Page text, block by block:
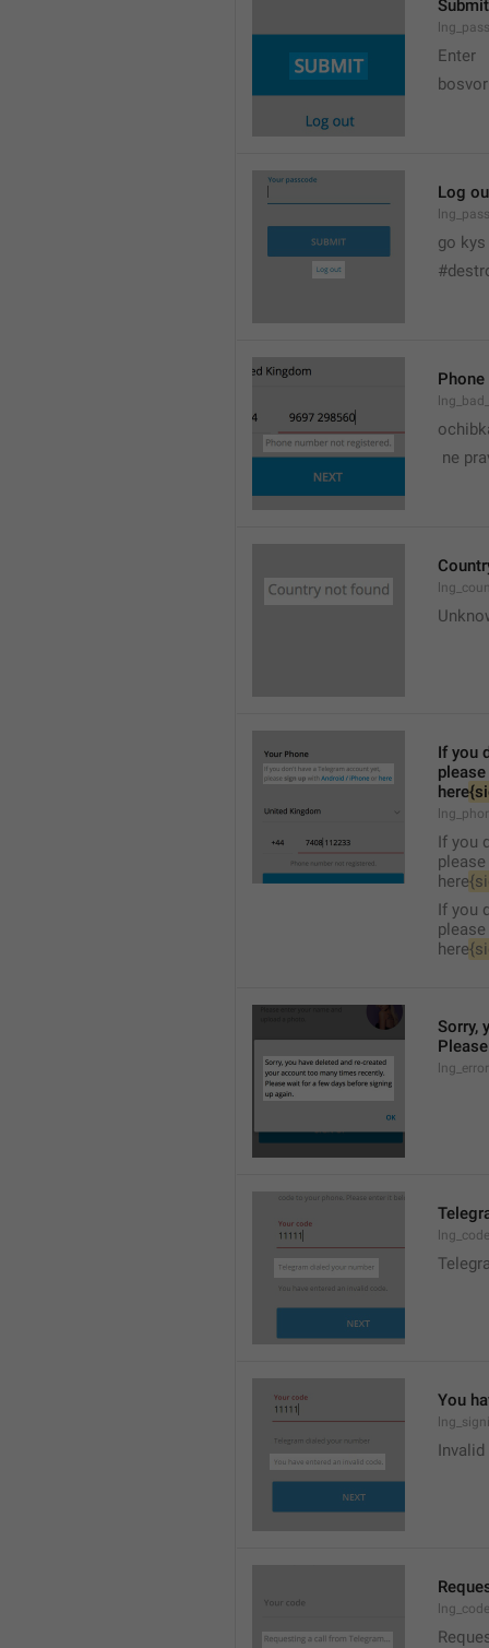
Submit
Enter
bosvor
Log
go kys
ne
If you
please
here
If you
please
here
If you
please
here
Sorry,
You